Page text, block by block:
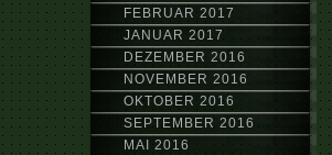
FEBRUAR 2017
JANUAR 2017
DEZEMBER 2016
NOVEMBER 2016
OKTOBER 2016
SEPTEMBER 2016
MAI 2016